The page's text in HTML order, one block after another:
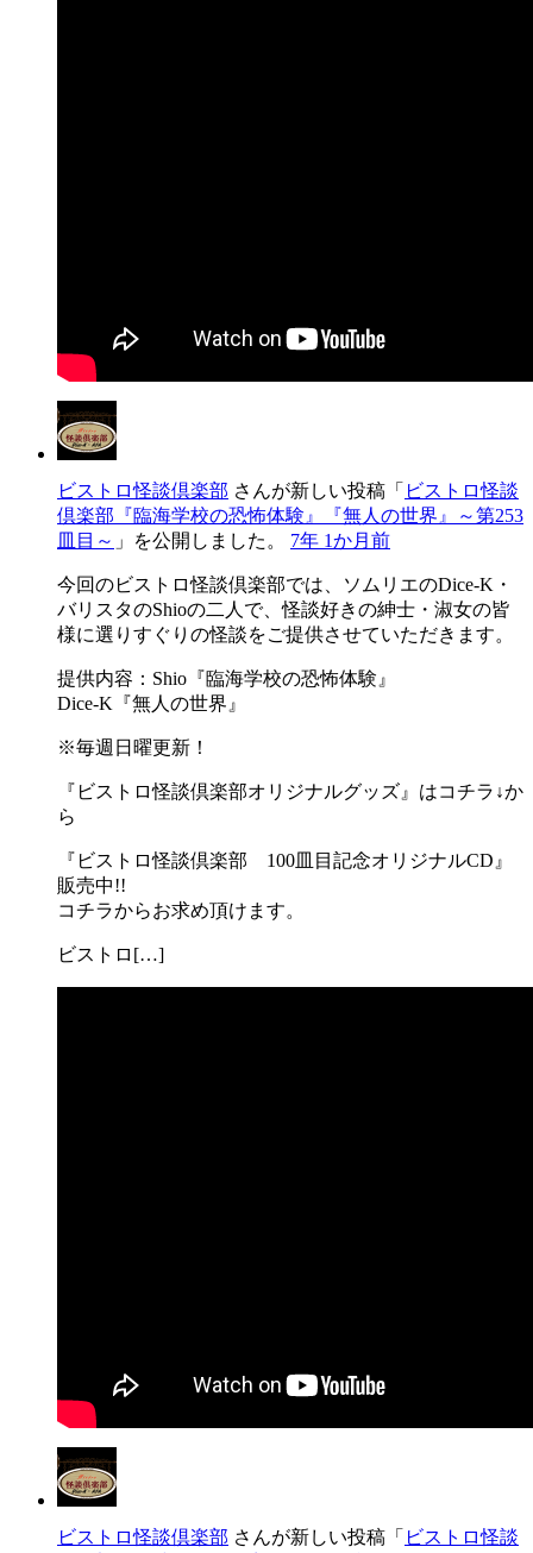
ビストロ怪談倶楽部 さんが新しい投稿「 ビストロ怪談
倶楽部『臨海学校の恐怖体験』『無人の世界』～第253
皿目～ 」を公開しました。 7年 1か月前
今回のビストロ怪談倶楽部では、ソムリエのDice-K・
バリスタのShioの二人で、怪談好きの紳士・淑女の皆
様に選りすぐりの怪談をご提供させていただきます。
提供内容：Shio『臨海学校の恐怖体験』
Dice-K『無人の世界』
※毎週日曜更新！
『ビストロ怪談倶楽部オリジナルグッズ』はコチラ↓か
ら
『ビストロ怪談倶楽部 100皿目記念オリジナルCD』
販売中!!
コチラからお求め頂けます。
ビストロ[…]
ビストロ怪談倶楽部 さんが新しい投稿「 ビストロ怪談